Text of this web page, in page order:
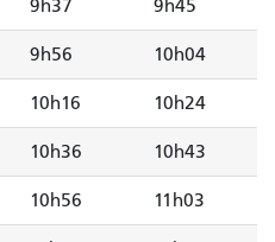
9h37 9h45
9h56 10h04
10h16 10h24
10h36 10h43
10h56 11h03